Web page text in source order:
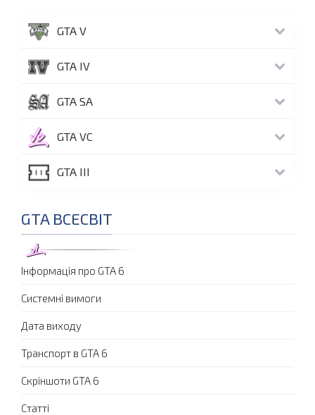
GTA V
GTA IV
GTA SA
GTA VC
GTA III
GTA ВСЕСВІТ
Інформація про GTA 6
Системні вимоги
Дата виходу
Транспорт в GTA 6
Скріншоти GTA 6
Статті